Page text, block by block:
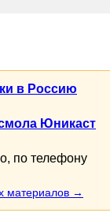
в Россию
Юникаст
по телефону
материалов →